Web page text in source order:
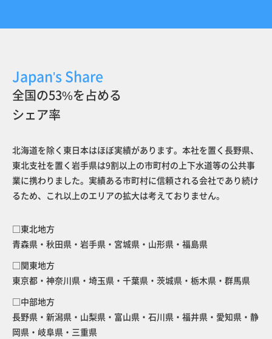
Japan's Share
全国の53%を占める
シェア率
北海道を除く東日本はほぼ実績があります。本社を置く長野県、
東北支社を置く岩手県は9割以上の市町村の上下水道等の公共事
業に携わりました。実績ある市町村に信頼される会社であり続け
るため、これ以上のエリアの拡大は考えておりません。
□東北地方
青森県・秋田県・岩手県・宮城県・山形県・福島県
□関東地方
東京都・神奈川県・埼玉県・千葉県・茨城県・栃木県・群馬県
□中部地方
長野県・新潟県・山梨県・富山県・石川県・福井県・愛知県・ 静
岡県・岐阜県・三重県